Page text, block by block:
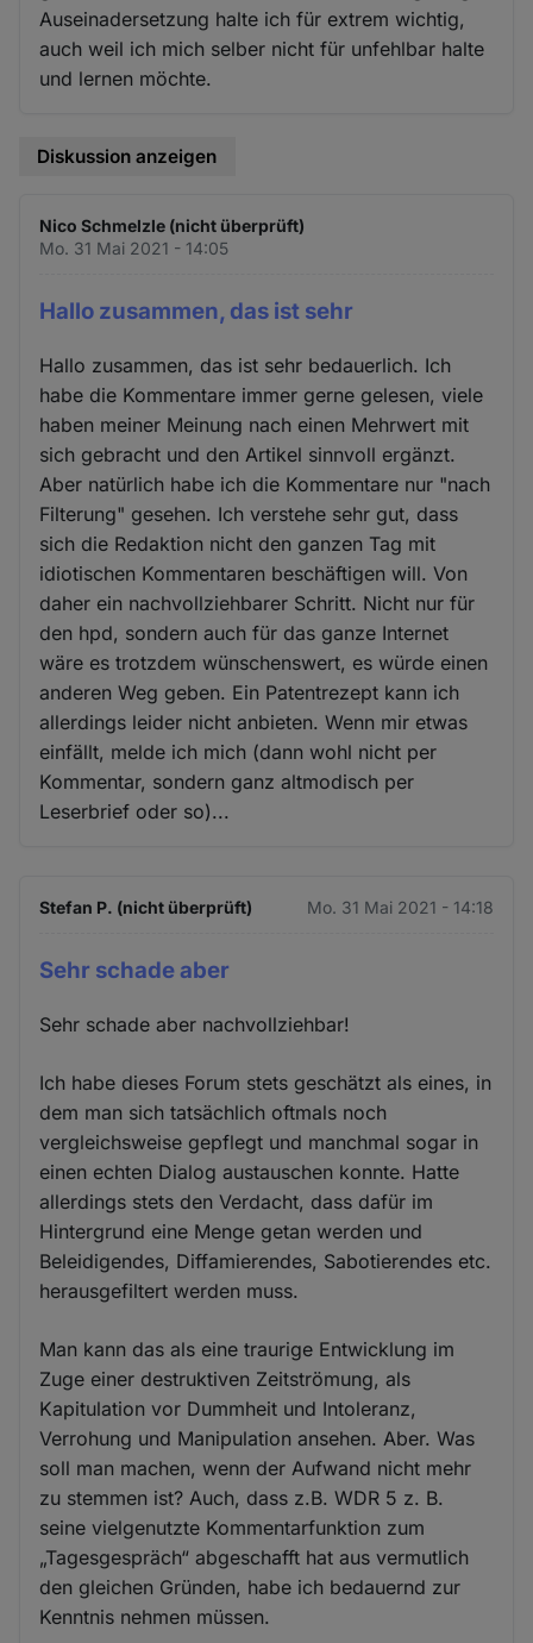
Auseinadersetzung halte ich für extrem wichtig,
auch weil ich mich selber nicht für unfehlbar halte
und lernen möchte.
Diskussion anzeigen
Nico Schmelzle (nicht überprüft)
Mo. 31 Mai 2021 - 14:05
Hallo zusammen, das ist sehr
Hallo zusammen, das ist sehr bedauerlich. Ich
habe die Kommentare immer gerne gelesen, viele
haben meiner Meinung nach einen Mehrwert mit
sich gebracht und den Artikel sinnvoll ergänzt.
Aber natürlich habe ich die Kommentare nur "nach
Filterung" gesehen. Ich verstehe sehr gut, dass
sich die Redaktion nicht den ganzen Tag mit
idiotischen Kommentaren beschäftigen will. Von
daher ein nachvollziehbarer Schritt. Nicht nur für
den hpd, sondern auch für das ganze Internet
wäre es trotzdem wünschenswert, es würde einen
anderen Weg geben. Ein Patentrezept kann ich
allerdings leider nicht anbieten. Wenn mir etwas
einfällt, melde ich mich (dann wohl nicht per
Kommentar, sondern ganz altmodisch per
Leserbrief oder so)...
Stefan P. (nicht überprüft) Mo. 31 Mai 2021 - 14:18
Sehr schade aber
Sehr schade aber nachvollziehbar!
Ich habe dieses Forum stets geschätzt als eines, in
dem man sich tatsächlich oftmals noch
vergleichsweise gepflegt und manchmal sogar in
einen echten Dialog austauschen konnte. Hatte
allerdings stets den Verdacht, dass dafür im
Hintergrund eine Menge getan werden und
Beleidigendes, Diffamierendes, Sabotierendes etc.
herausgefiltert werden muss.
Man kann das als eine traurige Entwicklung im
Zuge einer destruktiven Zeitströmung, als
Kapitulation vor Dummheit und Intoleranz,
Verrohung und Manipulation ansehen. Aber. Was
soll man machen, wenn der Aufwand nicht mehr
zu stemmen ist? Auch, dass z.B. WDR 5 z. B.
seine vielgenutzte Kommentarfunktion zum
„Tagesgespräch“ abgeschafft hat aus vermutlich
den gleichen Gründen, habe ich bedauernd zur
Kenntnis nehmen müssen.